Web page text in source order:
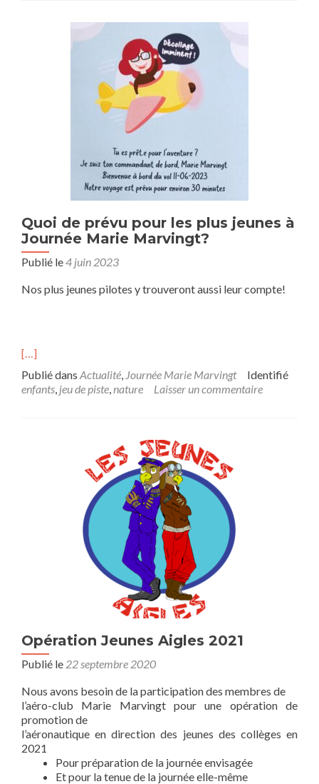
Quoi de prévu pour les plus jeunes à
Journée Marie Marvingt?
Publié le4 juin 2023
Nos plus jeunes pilotes y trouveront aussi leur compte!
[…]
Publié dans Actualité, Journée Marie Marvingt
Identifié
enfants, jeu de piste,nature Laisser un commentaire
Opération Jeunes Aigles 2021
Publié le 22 septembre 2020
Nous avons besoin de la participation des membres de
l’aéro-club Marie Marvingt pour une opération de
promotion de
l’aéronautique en direction des jeunes des collèges en
2021
Pour préparation de la journée envisagée
Et pour la tenue de la journée elle-même